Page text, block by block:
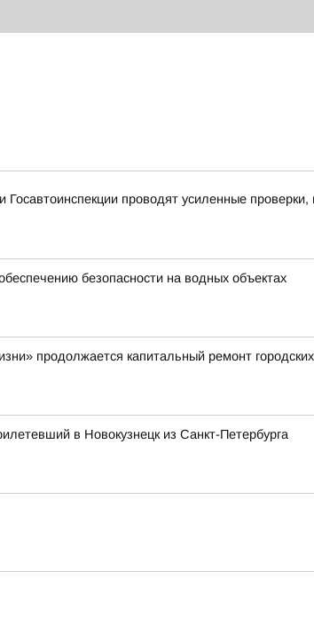
Госавтоинспекции проводят усиленные
безопасности на водных объектах
продолжается капитальный ремонт
в Новокузнецк из Санкт-Петербурга